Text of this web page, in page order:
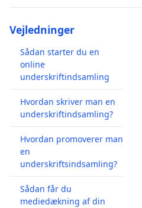
Vejledninger
Sådan starter du en
online
underskriftindsamling
Hvordan skriver man en
underskriftindsamling?
Hvordan promoverer man
en
underskriftsindsamling?
Sådan får du
mediedækning af din